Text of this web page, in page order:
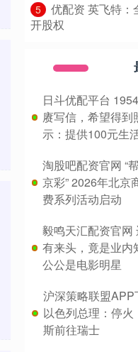
5
优配资 英飞特：
开股权
日斗优配平台
赓写信，希望得到
示：提供100元生
淘股吧配资官网 “
京彩” 2026年北京
费系列活动启动
毅鸣天汇配资官网
有来头，竟是业内
公公是电影明星
沪深策略联盟APP
以色列总理：停
斯前往瑞士